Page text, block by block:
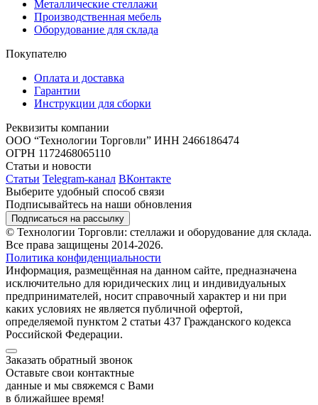
Металлические стеллажи
Производственная мебель
Оборудование для склада
Покупателю
Оплата и доставка
Гарантии
Инструкции для сборки
Реквизиты компании
ООО “Технологии Торговли” ИНН 2466186474
ОГРН 1172468065110
Статьи и новости
Статьи Telegram-канал ВКонтакте
Выберите удобный способ связи
Подписывайтесь на наши обновления
Подписаться на рассылку
© Технологии Торговли: стеллажи и оборудование для склада.
Все права защищены 2014-2026.
Политика конфиденциальности
Информация, размещённая на данном сайте, предназначена
исключительно для юридических лиц и индивидуальных
предпринимателей, носит справочный характер и ни при
каких условиях не является публичной офертой,
определяемой пунктом 2 статьи 437 Гражданского кодекса
Российской Федерации.
Заказать обратный звонок
Оставьте свои контактные
данные и мы свяжемся с Вами
в ближайшее время!